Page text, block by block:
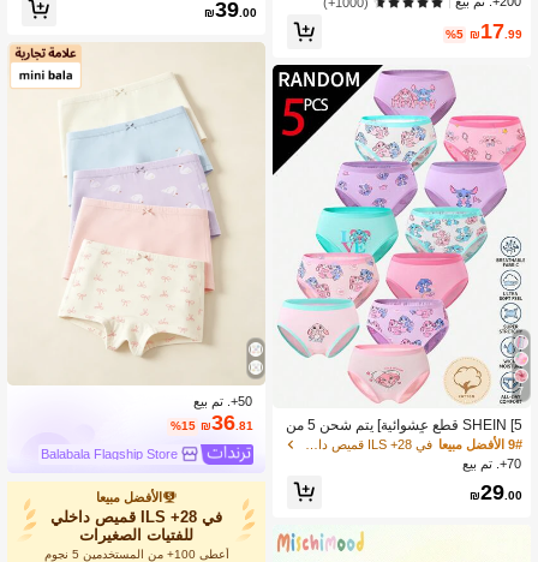
₪17 .99
%5
7
SHEIN [5 قطع عشوائية] يتم شحن 5 من
12 قطعة عشوائياً من ملابس داخلية للبنا
ت الصغيرات، سراويل ناعمة منسوجة صد
يقة للبشرة
9# الأفضل مبيعا
70+. تم بيع
₪29.00
لفاتح للشتاء
₪39.00
50+. تم بيع
₪36.81
%15
Balabala Flagship Store
الأفضل مبيعا
في 28+ ILS قميص داخلي
للفتيات الصغيرات
أعطى 100+ من المستخدمين 5 نجوم